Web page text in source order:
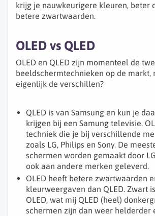
krijg je nauwkeurigere kleuren, beter
betere zwartwaarden.
OLED vs QLED
OLED en QLED zijn momenteel de
beeldschermtechnieken op de markt,
eigenlijk de verschillen?
QLED is van Samsung en kun je
krijgen bij een Samung televisie.
techniek die je bij verschillende
zoals LG, Philips en Sony. De
schermen worden gemaakt door
ook aan andere merken geleverd.
OLED heeft betere zwartwaarden
kleurweergaven dan QLED. Zwart
OLED, wat mij QLED (heel)
schermen zijn dan weer helderder